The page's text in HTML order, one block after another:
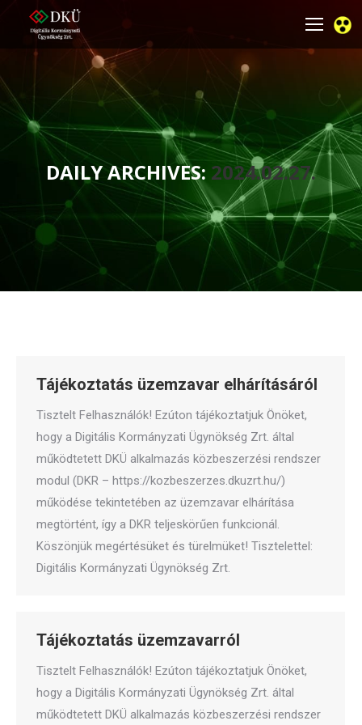
DAILY ARCHIVES: 2024.02.27.
You are here:
Tájékoztatás üzemzavar elhárításáról
Tisztelt Felhasználók! Ezúton tájékoztatjuk Önöket,
hogy a Digitális Kormányzati Ügynökség Zrt. által
működtetett DKÜ alkalmazás közbeszerzési rendszer
modul (DKR – https://kozbeszerzes.dkuzrt.hu/)
működése tekintetében az üzemzavar elhárítása
megtörtént, így a DKR teljeskörűen funkcionál.
Köszönjük megértésüket és türelmüket! Tisztelettel:
Digitális Kormányzati Ügynökség Zrt.
Tájékoztatás üzemzavarról
Tisztelt Felhasználók! Ezúton tájékoztatjuk Önöket,
hogy a Digitális Kormányzati Ügynökség Zrt. által
működtetett DKÜ alkalmazás közbeszerzési rendszer